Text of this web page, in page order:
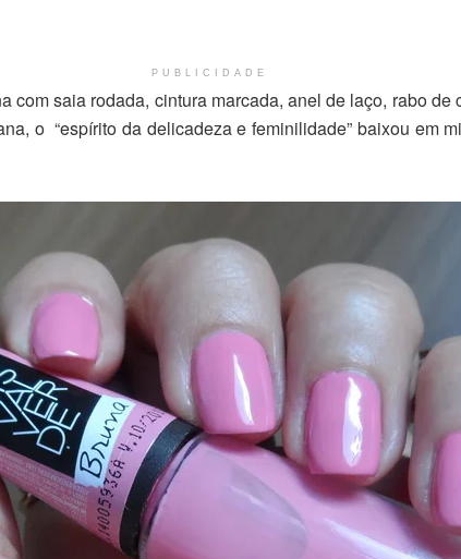
PUBLICIDADE
saia rodada, cintura marcada, anel de laço, rabo
o “espírito da delicadeza e feminilidade” baixou em